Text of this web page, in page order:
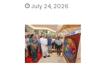
July 24, 2026